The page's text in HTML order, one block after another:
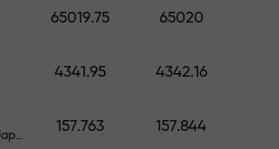
มาก ตัวคูณยิ่งสูง
65019.75 65020
4341.95 4342.16
US Dollar vs Japanese Yen
157.763 157.844